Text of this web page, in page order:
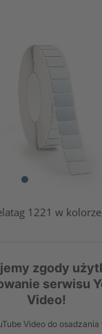
1221 w
zgody
serwisu
Video!
Video do